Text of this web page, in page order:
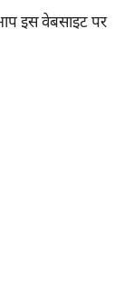
इस वेबसाइट पर